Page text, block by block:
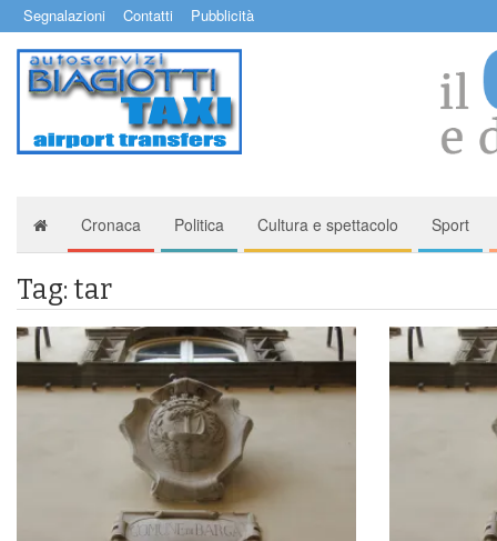
Segnalazioni Contatti Pubblicità
Cronaca Politica Cultura e spettacolo Sport
Tag: tar